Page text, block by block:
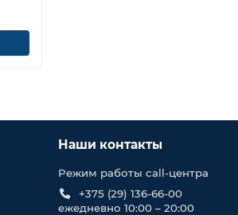
Наши контакты
Режим работы call-центра
+375 (29) 136-66-00
ежедневно 10:00 – 20:00